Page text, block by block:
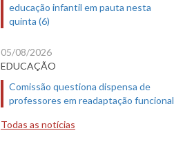
educação infantil em pauta nesta
quinta (6)
05/08/2026
EDUCAÇÃO
Comissão questiona dispensa de
professores em readaptação funcional
Todas as notícias